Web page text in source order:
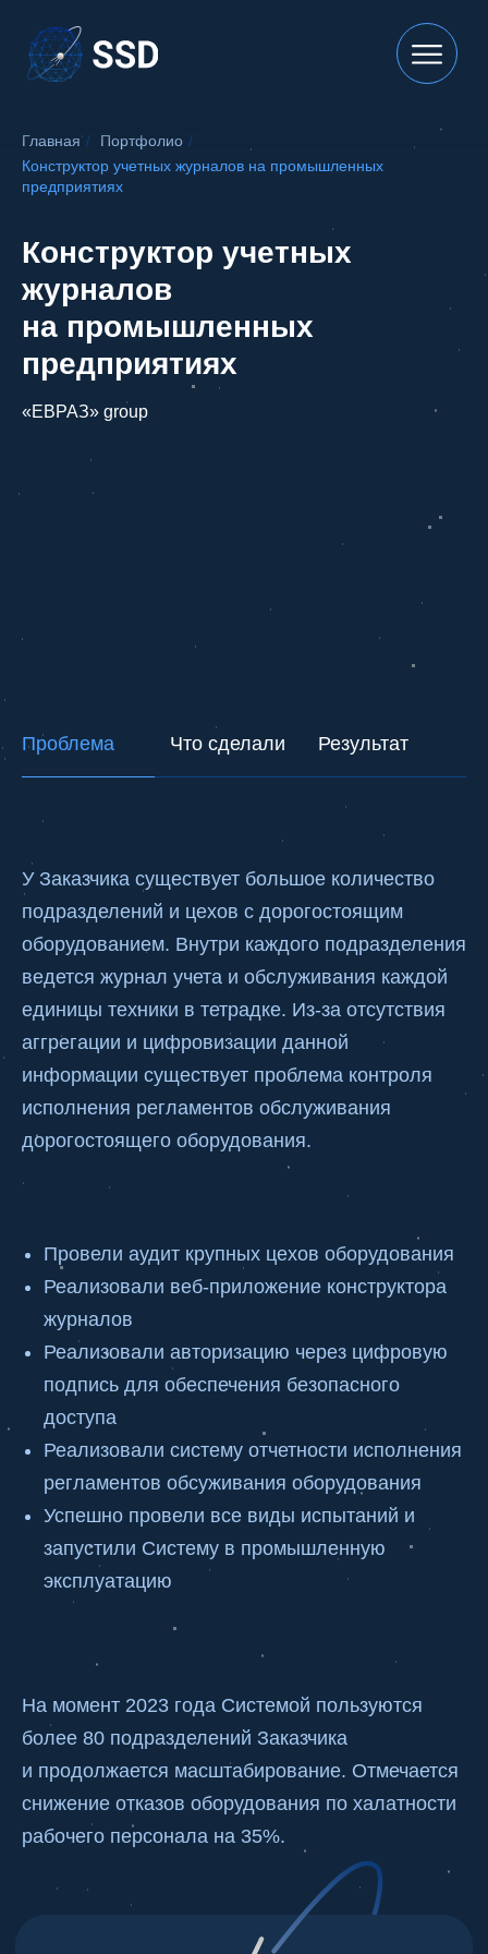
Главная / Портфолио /
Конструктор учетных журналов на промышленных
предприятиях
Конструктор учетных
журналов
на промышленных
предприятиях
«ЕВРАЗ» group
Проблема Что сделали Результат
У Заказчика существует большое количество
подразделений и цехов с дорогостоящим
оборудованием. Внутри каждого подразделения
ведется журнал учета и обслуживания каждой
единицы техники в тетрадке. Из-за отсутствия
аггрегации и цифровизации данной
информации существует проблема контроля
исполнения регламентов обслуживания
дорогостоящего оборудования.
Провели аудит крупных цехов оборудования
Реализовали веб-приложение конструктора
журналов
Реализовали авторизацию через цифровую
подпись для обеспечения безопасного
доступа
Реализовали систему отчетности исполнения
регламентов обсуживания оборудования
Успешно провели все виды испытаний и
запустили Систему в промышленную
эксплуатацию
На момент 2023 года Системой пользуются
более 80 подразделений Заказчика
и продолжается масштабирование. Отмечается
снижение отказов оборудования по халатности
рабочего персонала на 35%.
Мы готовы
воплотить любые
ваши идеи
Я соглашаюсь с
Перезвоните мне